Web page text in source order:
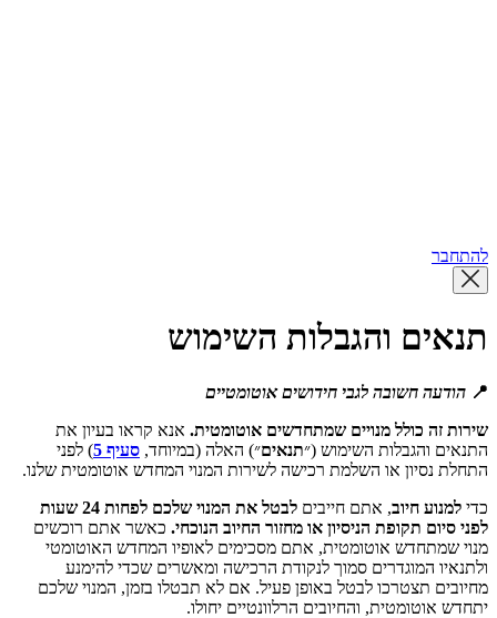
להתחבר
תנאים והגבלות השימוש
📍 הודעה חשובה לגבי חידושים אוטומטיים
שירות זה כולל מנויים שמתחדשים אוטומטית. אנא קראו בעיון את
התנאים והגבלות השימוש (״תנאים״) האלה (במיוחד, סעיף 5
) לפני
התחלת נסיון או השלמת רכישה לשירות המנוי המחדש אוטומטית שלנו.
כדי למנוע חיוב, אתם חייבים
לבטל את המנוי שלכם לפחות 24 שעות
לפני סיום תקופת הניסיון או מחזור החיוב הנוכחי. כאשר אתם רוכשים
מנוי שמתחדש אוטומטית, אתם מסכימים לאופיו המחדש האוטומטי
ולתנאיו המוגדרים סמוך לנקודת הרכישה ומאשרים שכדי להימנע
מחיובים תצטרכו לבטל באופן פעיל. אם לא תבטלו בזמן, המנוי שלכם
יתחדש אוטומטית, והחיובים הרלוונטיים יחולו.